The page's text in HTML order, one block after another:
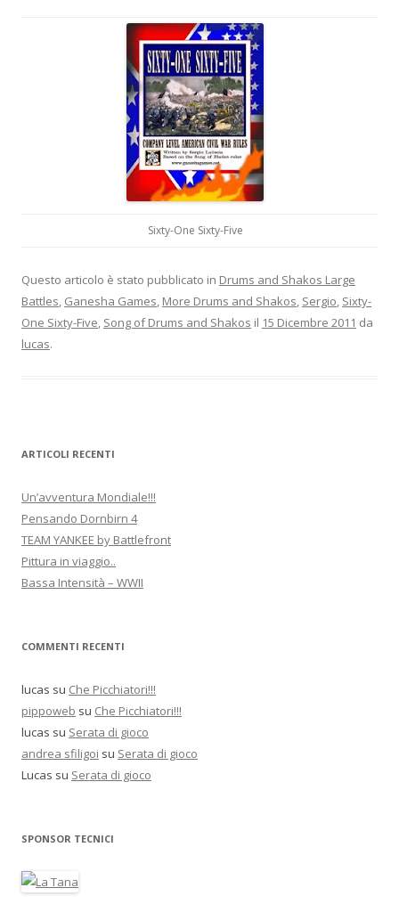
Sixty-One Sixty-Five
Questo articolo è stato pubblicato in Drums and Shakos Large
Battles, Ganesha Games, More Drums and Shakos, Sergio, Sixty-
One Sixty-Five, Song of Drums and Shakos il 15 Dicembre 2011 da
lucas.
ARTICOLI RECENTI
Un’avventura Mondiale!!!
Pensando Dornbirn 4
TEAM YANKEE by Battlefront
Pittura in viaggio..
Bassa Intensità – WWII
COMMENTI RECENTI
lucas su Che Picchiatori!!!
pippoweb su Che Picchiatori!!!
lucas su Serata di gioco
andrea sfiligoi su Serata di gioco
Lucas su Serata di gioco
SPONSOR TECNICI